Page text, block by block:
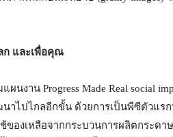
ก และเพื่อคุณ
นงาน Progress Made Real social
าไปไกลอีกขั้น ด้วยการเป็นพีซีตัวแร
ของเหลือจากกระบวนการผลิตกระด